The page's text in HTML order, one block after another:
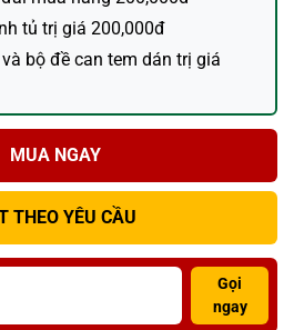
tủ trị giá 200,000đ
bộ đề can tem dán trị giá
MUA NGAY
THEO YÊU CẦU
Gọi
ngay